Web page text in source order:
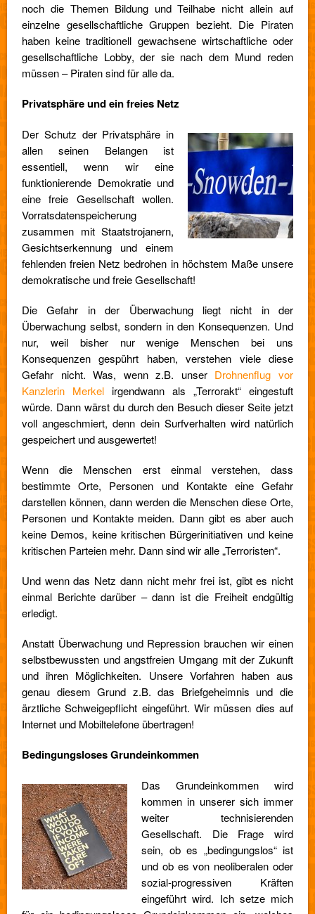
noch die Themen Bildung und Teilhabe nicht allein auf
einzelne gesellschaftliche Gruppen bezieht. Die Piraten
haben keine traditionell gewachsene wirtschaftliche oder
gesellschaftliche Lobby, der sie nach dem Mund reden
müssen – Piraten sind für alle da.
Privatsphäre und ein freies Netz
Der Schutz der Privatsphäre in
allen seinen Belangen ist
essentiell, wenn wir eine
funktionierende Demokratie und
eine freie Gesellschaft wollen.
Vorratsdatenspeicherung
zusammen mit Staatstrojanern,
Gesichtserkennung und einem
fehlenden freien Netz bedrohen in höchstem Maße unsere
demokratische und freie Gesellschaft!
Die Gefahr in der Überwachung liegt nicht in der
Überwachung selbst, sondern in den Konsequenzen. Und
nur, weil bisher nur wenige Menschen bei uns
Konsequenzen gespührt haben, verstehen viele diese
Gefahr nicht. Was, wenn z.B. unser Drohnenflug vor
Kanzlerin Merkel irgendwann als „Terrorakt“ eingestuft
würde. Dann wärst du durch den Besuch dieser Seite jetzt
voll angeschmiert, denn dein Surfverhalten wird natürlich
gespeichert und ausgewertet!
Wenn die Menschen erst einmal verstehen, dass
bestimmte Orte, Personen und Kontakte eine Gefahr
darstellen können, dann werden die Menschen diese Orte,
Personen und Kontakte meiden. Dann gibt es aber auch
keine Demos, keine kritischen Bürgerinitiativen und keine
kritischen Parteien mehr. Dann sind wir alle „Terroristen“.
Und wenn das Netz dann nicht mehr frei ist, gibt es nicht
einmal Berichte darüber – dann ist die Freiheit endgültig
erledigt.
Anstatt Überwachung und Repression brauchen wir einen
selbstbewussten und angstfreien Umgang mit der Zukunft
und ihren Möglichkeiten. Unsere Vorfahren haben aus
genau diesem Grund z.B. das Briefgeheimnis und die
ärztliche Schweigepflicht eingeführt. Wir müssen dies auf
Internet und Mobiltelefone übertragen!
Bedingungsloses Grundeinkommen
Das Grundeinkommen wird
kommen in unserer sich immer
weiter technisierenden
Gesellschaft. Die Frage wird
sein, ob es „bedingungslos“ ist
und ob es von neoliberalen oder
sozial-progressiven Kräften
eingeführt wird. Ich setze mich